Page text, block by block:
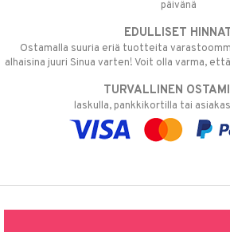
päivänä
EDULLISET
Ostamalla suuria eriä tuotteita
alhaisina juuri Sinua varten! Voit olla varma,
TURVALLINEN
laskulla, pankkikortilla tai